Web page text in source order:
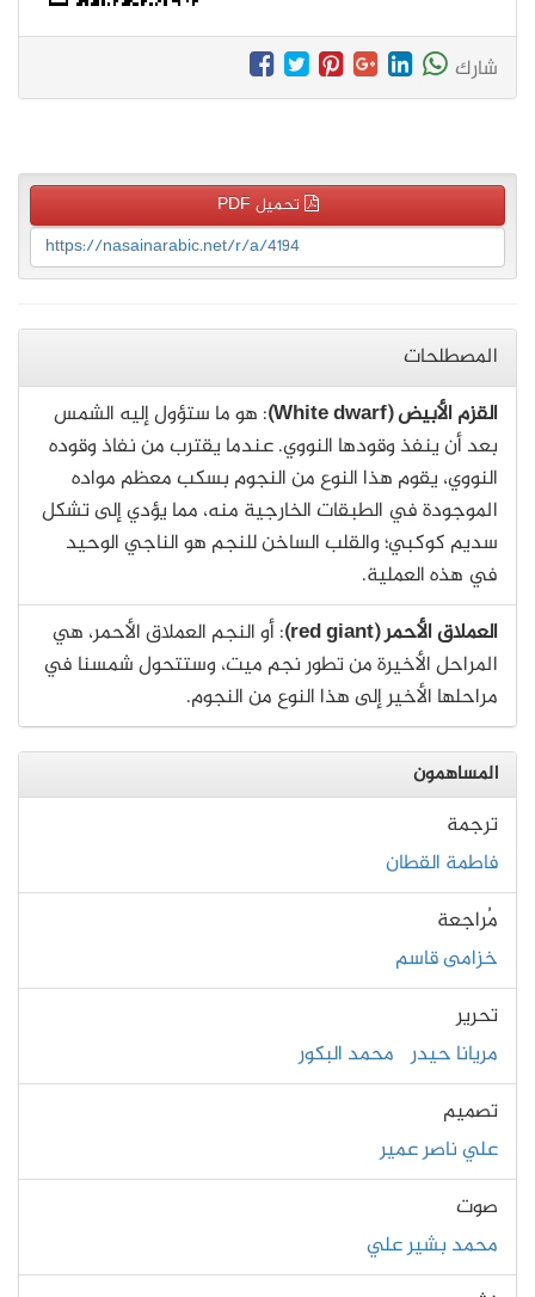
شارك
تحميل PDF
https://nasainarabic.net/r/a/4194
المصطلحات
القزم الأبيض (White dwarf)
: هو ما ستؤول إليه الشمس
بعد أن ينفذ وقودها النووي. عندما يقترب من نفاذ وقوده
النووي، يقوم هذا النوع من النجوم بسكب معظم مواده
الموجودة في الطبقات الخارجية منه، مما يؤدي إلى تشكل
سديم كوكبي؛ والقلب الساخن للنجم هو الناجي الوحيد
في هذه العملية.
العملاق الأحمر (red giant)
: أو النجم العملاق الأحمر، هي
المراحل الأخيرة من تطور نجم ميت، وستتحول شمسنا في
مراحلها الأخير إلى هذا النوع من النجوم.
المساهمون
ترجمة
فاطمة القطان
مُراجعة
خزامى قاسم
تحرير
مريانا حيدر محمد البكور
تصميم
علي ناصر عمير
صوت
محمد بشير علي